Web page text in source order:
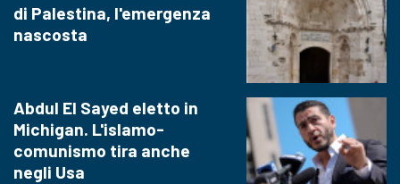
di Palestina, l'emergenza
nascosta
Abdul El Sayed eletto in
Michigan. L'islamo-
comunismo tira anche
negli Usa